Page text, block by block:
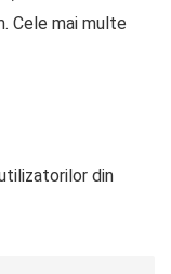
Cele mai multe
din